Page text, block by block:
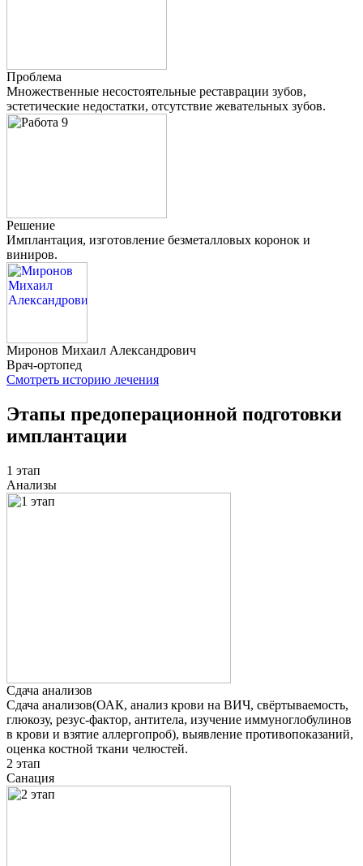
Проблема
Множественные несостоятельные реставрации зубов,
эстетические недостатки, отсутствие жевательных зубов.
Решение
Имплантация, изготовление безметалловых коронок и
виниров.
Миронов Михаил Александрович
Врач-ортопед
Смотреть историю лечения
Этапы предоперационной подготовки
имплантации
1 этап
Анализы
Сдача анализов
Сдача анализов(ОАК, анализ крови на ВИЧ, свёртываемость,
глюкозу, резус-фактор, антитела, изучение иммуноглобулинов
в крови и взятие аллергопроб), выявление противопоказаний,
оценка костной ткани челюстей.
2 этап
Санация